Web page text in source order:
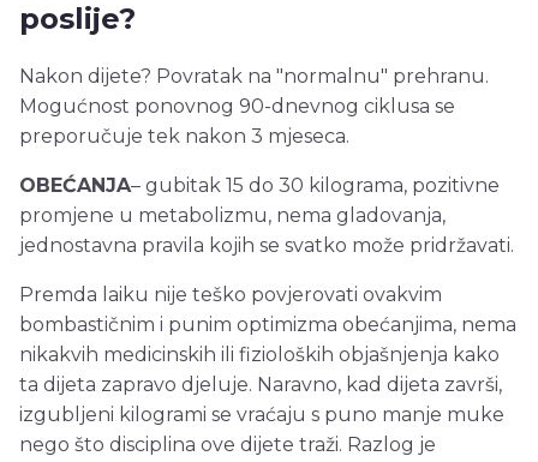
poslije?
Nakon dijete? Povratak na "normalnu" prehranu.
Mogućnost ponovnog 90-dnevnog ciklusa se
preporučuje tek nakon 3 mjeseca.
OBEĆANJA– gubitak 15 do 30 kilograma, pozitivne
promjene u metabolizmu, nema gladovanja,
jednostavna pravila kojih se svatko može pridržavati.
Premda laiku nije teško povjerovati ovakvim
bombastičnim i punim optimizma obećanjima, nema
nikakvih medicinskih ili fizioloških objašnjenja kako
ta dijeta zapravo djeluje. Naravno, kad dijeta završi,
izgubljeni kilogrami se vraćaju s puno manje muke
nego što disciplina ove dijete traži. Razlog je